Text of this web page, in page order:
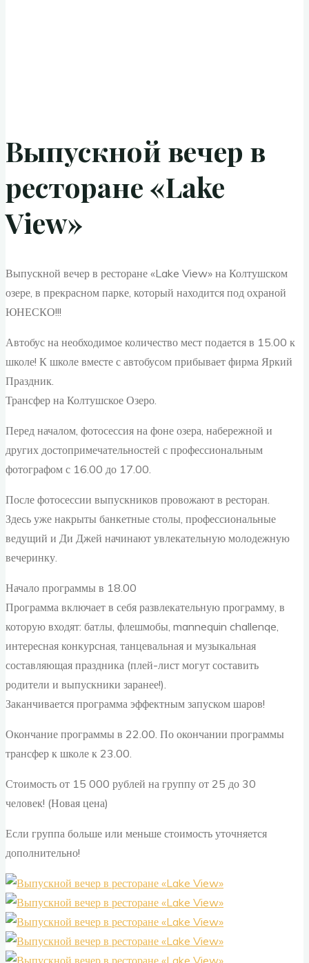
Выпускной вечер в
ресторане «Lake
View»
Выпускной вечер в ресторане «Lake View» на Колтушском
озере, в прекрасном парке, который находится под охраной
ЮНЕСКО!!!
Автобус на необходимое количество мест подается в 15.00 к
школе! К школе вместе с автобусом прибывает фирма Яркий
Праздник.
Трансфер на Колтушское Озеро.
Перед началом, фотосессия на фоне озера, набережной и
других достопримечательностей с профессиональным
фотографом с 16.00 до 17.00.
После фотосессии выпускников провожают в ресторан.
Здесь уже накрыты банкетные столы, профессиональные
ведущий и Ди Джей начинают увлекательную молодежную
вечеринку.
Начало программы в 18.00
Программа включает в себя развлекательную программу, в
которую входят: батлы, флешмобы, mannequin challenqe,
интересная конкурсная, танцевальная и музыкальная
составляющая праздника (плей-лист могут составить
родители и выпускники заранее!).
Заканчивается программа эффектным запуском шаров!
Окончание программы в 22.00. По окончании программы
трансфер к школе к 23.00.
Стоимость от 15 000 рублей на группу от 25 до 30
человек! (Новая цена)
Если группа больше или меньше стоимость уточняется
дополнительно!